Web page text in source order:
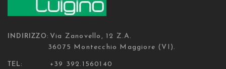
INDIRIZZO: Via Zanovello, 12 Z.A.
36075 Montecchio Maggiore (VI).
TEL: +39 392.1560140